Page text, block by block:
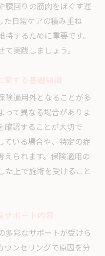
腰回りの筋肉をほぐす運
た日常ケアの積み重ね
するために重要です。
実践しましょう。
険適用外となることが多
って異なる場合がありま
確認することが大切で
ている場合や、特定の症
えられます。保険適用の
た上で施術を受けること
多彩なサポートが受けら
ウンセリングで原因を分